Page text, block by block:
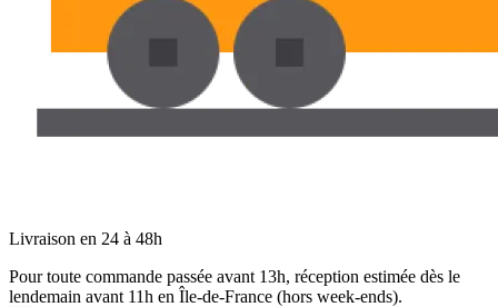
Livraison en 24 à 48h
Pour toute commande passée avant 13h, réception estimée dès le
lendemain avant 11h en Île-de-France (hors week-ends).